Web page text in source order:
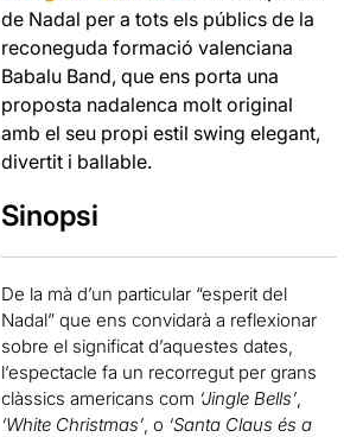
de Nadal per a tots els públics de la
reconeguda formació valenciana
Babalu Band, que ens porta una
proposta nadalenca molt original
amb el seu propi estil swing elegant,
divertit i ballable.
Sinopsi
De la mà d’un particular “esperit del
Nadal” que ens convidarà a reflexionar
sobre el significat d’aquestes dates,
l’espectacle fa un recorregut per grans
clàssics americans com ‘Jingle Bells’
‘White Christmas’ , o ‘Santa Claus és a